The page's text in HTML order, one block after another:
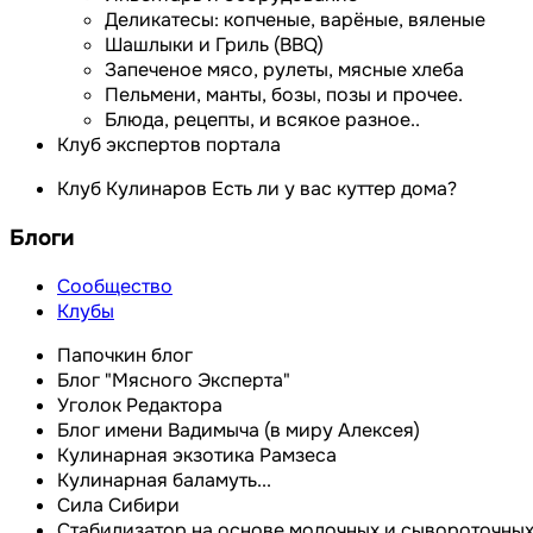
Деликатесы: копченые, варёные, вяленые
Шашлыки и Гриль (BBQ)
Запеченое мясо, рулеты, мясные хлеба
Пельмени, манты, бозы, позы и прочее.
Блюда, рецепты, и всякое разное..
Клуб экспертов портала
Клуб Кулинаров Есть ли у вас куттер дома?
Блоги
Сообщество
Клубы
Папочкин блог
Блог "Мясного Эксперта"
Уголок Редактора
Блог имени Вадимыча (в миру Алексея)
Кулинарная экзотика Рамзеса
Кулинарная баламуть...
Сила Сибири